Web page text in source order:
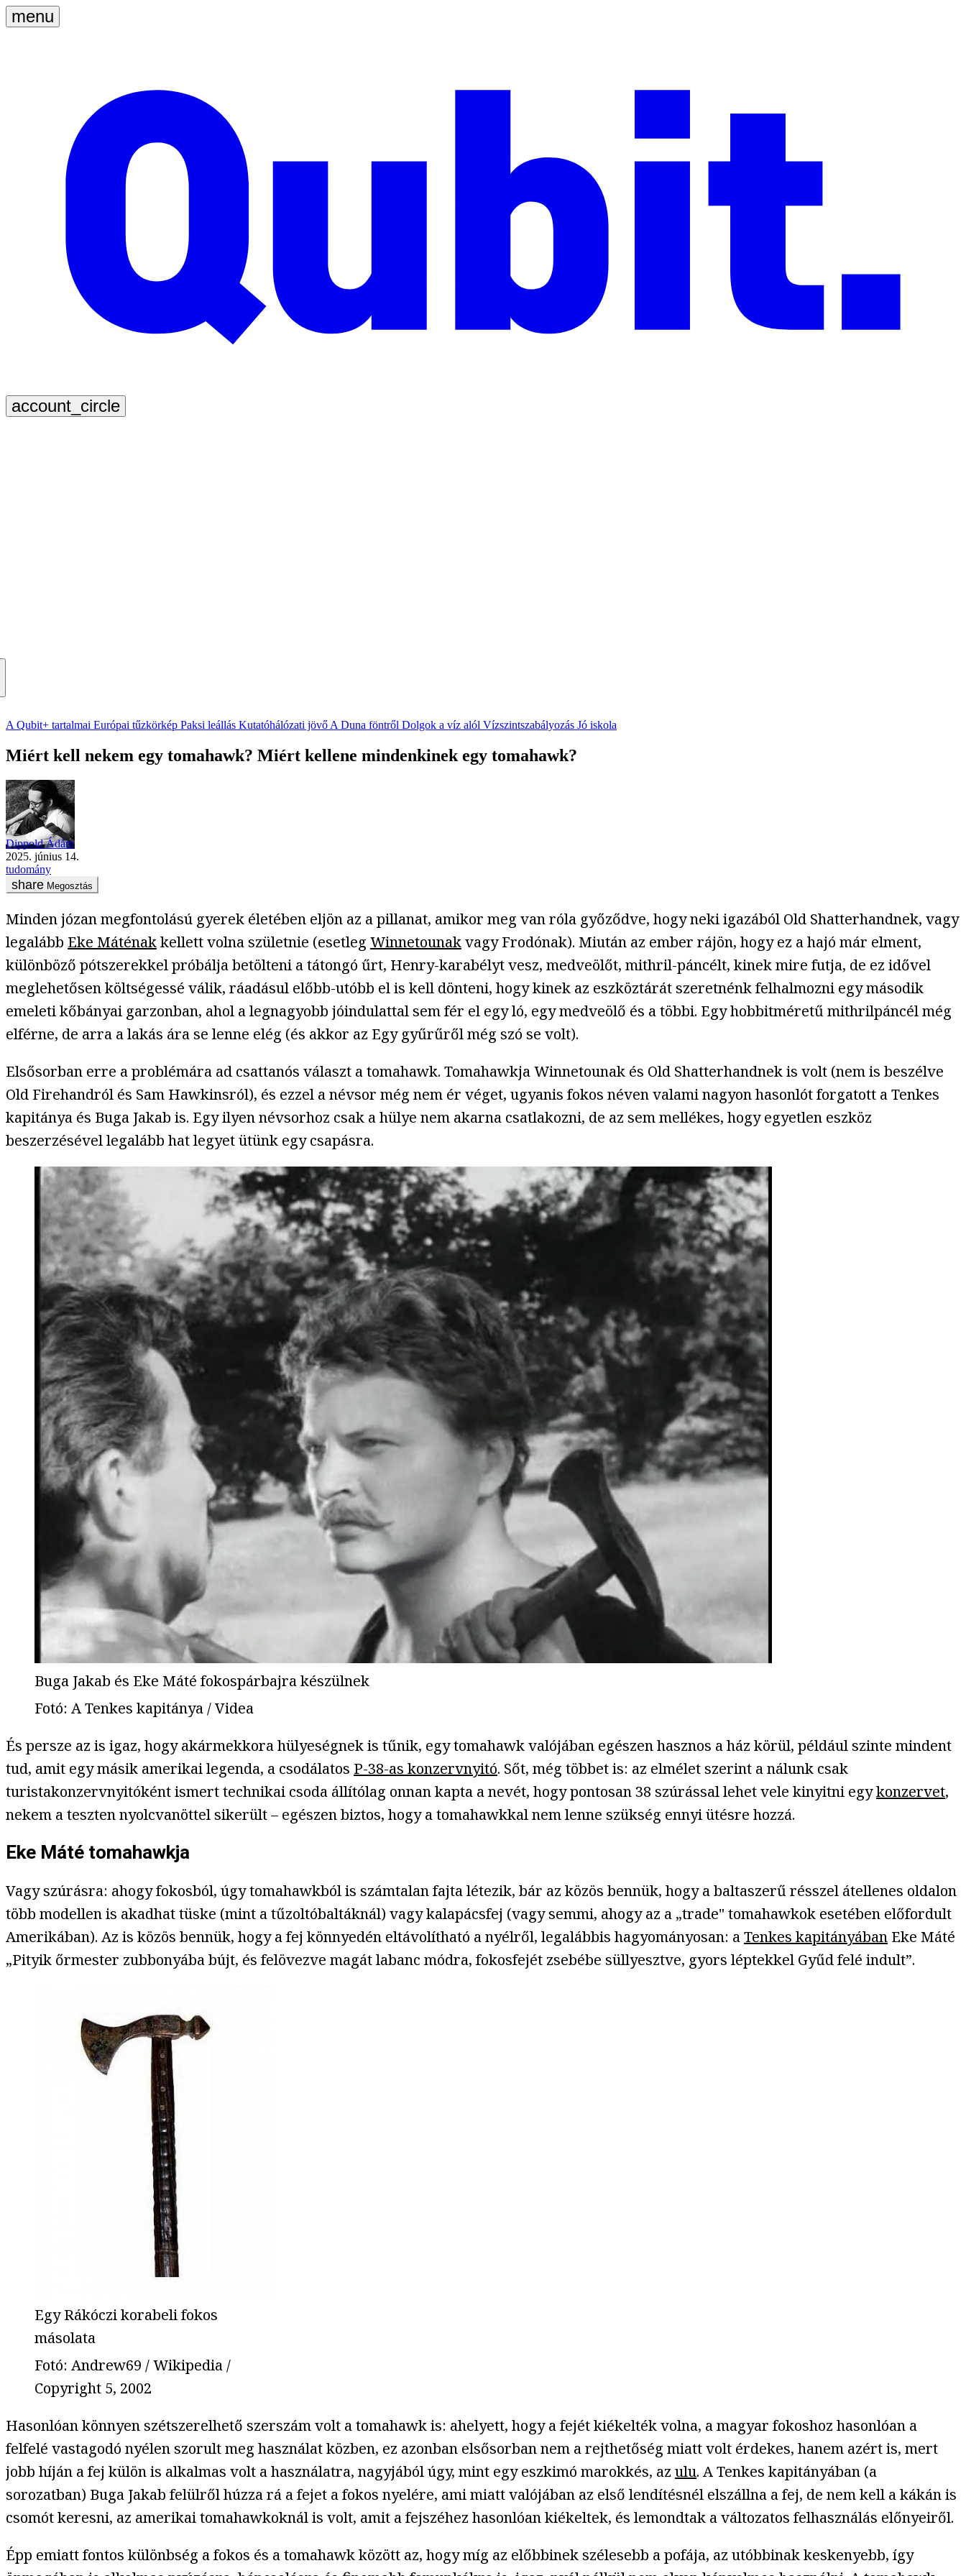
A Qubit+ tartalmai Európai tűzkörkép Paksi leállás Kutatóhálózati jövő A Duna föntről Dolgok a víz alól Vízszintszabályozás Jó iskola
Miért kell nekem egy tomahawk? Miért kellene mindenkinek egy tomahawk?
Dippold Ádám
2025. június 14.
tudomány
Megosztás
Minden józan megfontolású gyerek életében eljön az a pillanat, amikor meg van róla győződve, hogy neki igazából Old Shatterhandnek, vagy
legalább Eke Máténakkellett volna születnie (esetleg Winnetounakvagy Frodónak). Miután az ember rájön, hogy ez a hajó már elment,
különböző pótszerekkel próbálja betölteni a tátongó űrt, Henry-karabélyt vesz, medveölőt, mithril-páncélt, kinek mire futja, de ez idővel
meglehetősen költségessé válik, ráadásul előbb-utóbb el is kell dönteni, hogy kinek az eszköztárát szeretnénk felhalmozni egy második
emeleti kőbányai garzonban, ahol a legnagyobb jóindulattal sem fér el egy ló, egy medveölő és a többi. Egy hobbitméretű mithrilpáncél még
elférne, de arra a lakás ára se lenne elég (és akkor az Egy gyűrűről még szó se volt).
Elsősorban erre a problémára ad csattanós választ a tomahawk. Tomahawkja Winnetounak és Old Shatterhandnek is volt (nem is beszélve
Old Firehandról és Sam Hawkinsról), és ezzel a névsor még nem ér véget, ugyanis fokos néven valami nagyon hasonlót forgatott a Tenkes
kapitánya és Buga Jakab is. Egy ilyen névsorhoz csak a hülye nem akarna csatlakozni, de az sem mellékes, hogy egyetlen eszköz
beszerzésével legalább hat legyet ütünk egy csapásra.
Buga Jakab és Eke Máté fokospárbajra készülnek
Fotó: A Tenkes kapitánya / Videa
És persze az is igaz, hogy akármekkora hülyeségnek is tűnik, egy tomahawk valójában egészen hasznos a ház körül, például szinte mindent
tud, amit egy másik amerikai legenda, a csodálatos P-38-as konzervnyitó. Sőt, még többet is: az elmélet szerint a nálunk csak
turistakonzervnyitóként ismert technikai csoda állítólag onnan kapta a nevét, hogy pontosan 38 szúrással lehet vele kinyitni egykonzervet,
nekem a teszten nyolcvanöttel sikerült – egészen biztos, hogy a tomahawkkal nem lenne szükség ennyi ütésre hozzá.
Eke Máté tomahawkja
Vagy szúrásra: ahogy fokosból, úgy tomahawkból is számtalan fajta létezik, bár az közös bennük, hogy a baltaszerű résszel átellenes oldalon
több modellen is akadhat tüske (mint a tűzoltóbaltáknál) vagy kalapácsfej (vagy semmi, ahogy az a „trade" tomahawkok esetében előfordult
Amerikában). Az is közös bennük, hogy a fej könnyedén eltávolítható a nyélről, legalábbis hagyományosan: aTenkes kapitányában Eke Máté
„Pityik őrmester zubbonyába bújt, és felövezve magát labanc módra, fokosfejét zsebébe süllyesztve, gyors léptekkel Gyűd felé indult”.
Egy Rákóczi korabeli fokos
másolata
Fotó: Andrew69 / Wikipedia /
Copyright 5, 2002
Hasonlóan könnyen szétszerelhető szerszám volt a tomahawk is: ahelyett, hogy a fejét kiékelték volna, a magyar fokoshoz hasonlóan a
felfelé vastagodó nyélen szorult meg használat közben, ez azonban elsősorban nem a rejthetőség miatt volt érdekes, hanem azért is, mert
jobb híján a fej külön is alkalmas volt a használatra, nagyjából úgy, mint egy eszkimó marokkés, az ulu. A Tenkes kapitányában (a
sorozatban) Buga Jakab felülről húzza rá a fejet a fokos nyelére, ami miatt valójában az első lendítésnél elszállna a fej, de nem kell a kákán is
csomót keresni, az amerikai tomahawkoknál is volt, amit a fejszéhez hasonlóan kiékeltek, és lemondtak a változatos felhasználás előnyeiről.
Épp emiatt fontos különbség a fokos és a tomahawk között az, hogy míg az előbbinek szélesebb a pofája, az utóbbinak keskenyebb, így